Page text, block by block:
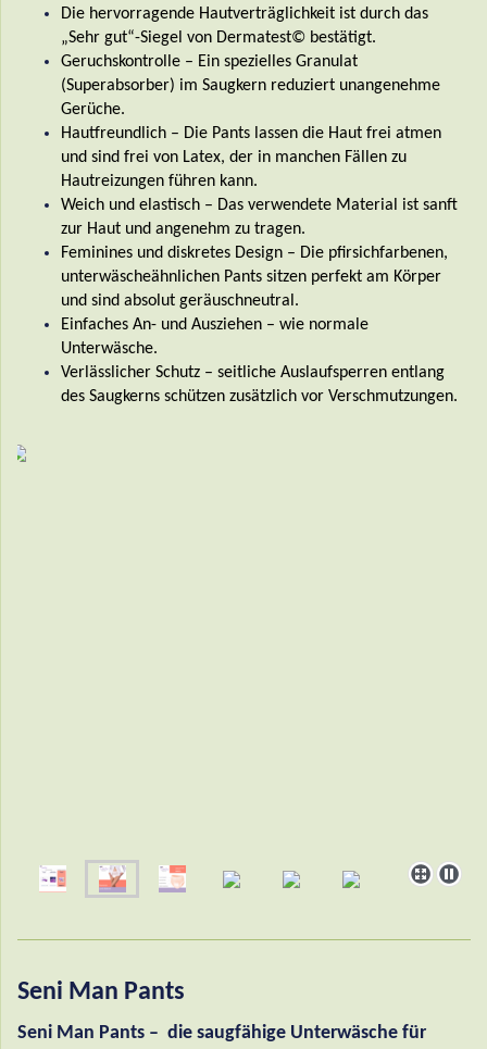
Die hervorragende Hautverträglichkeit ist durch das
„Sehr gut“-Siegel von Dermatest© bestätigt.
Geruchskontrolle – Ein spezielles Granulat
(Superabsorber) im Saugkern reduziert unangenehme
Gerüche.
Hautfreundlich – Die Pants lassen die Haut frei atmen
und sind frei von Latex, der in manchen Fällen zu
Hautreizungen führen kann.
Weich und elastisch – Das verwendete Material ist sanft
zur Haut und angenehm zu tragen.
Feminines und diskretes Design – Die pfirsichfarbenen,
unterwäscheähnlichen Pants sitzen perfekt am Körper
und sind absolut geräuschneutral.
Einfaches An- und Ausziehen – wie normale
Unterwäsche.
Verlässlicher Schutz – seitliche Auslaufsperren entlang
des Saugkerns schützen zusätzlich vor Verschmutzungen.
Seni Man Pants
Seni Man Pants – die saugfähige Unterwäsche für